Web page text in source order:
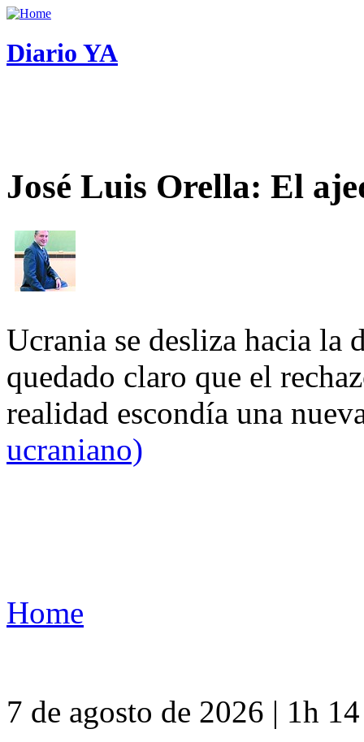
Diario YA
José Luis Orella: El
Ucrania se desliza hacia
quedado claro que el
realidad escondía una
ucraniano)
Home
7 de agosto de 2026 | 1h